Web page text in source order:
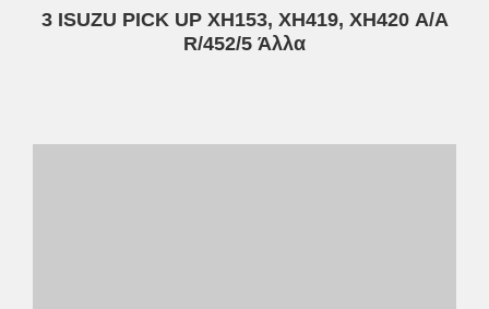
3 ISUZU PICK UP XH153, XH419, XH420 Α/Α
R/452/5 Άλλα